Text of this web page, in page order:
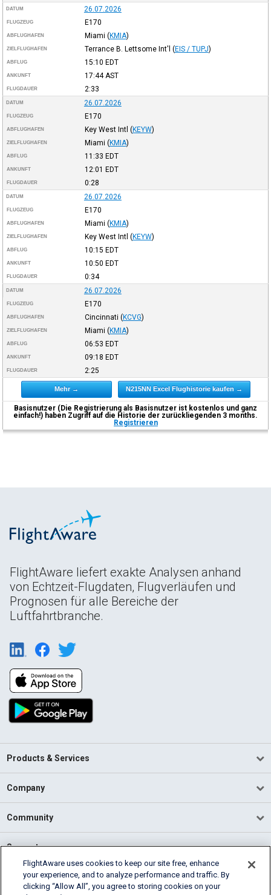
DATUM 26.07.2026
FLUGZEUG E170
ABFLUGHAFEN Miami (KMIA)
ZIELFLUGHAFEN Terrance B. Lettsome Int'l (EIS / TUPJ)
ABFLUG 15:10 EDT
ANKUNFT 17:44 AST
FLUGDAUER 2:33
DATUM 26.07.2026
FLUGZEUG E170
ABFLUGHAFEN Key West Intl (KEYW)
ZIELFLUGHAFEN Miami (KMIA)
ABFLUG 11:33 EDT
ANKUNFT 12:01 EDT
FLUGDAUER 0:28
DATUM 26.07.2026
FLUGZEUG E170
ABFLUGHAFEN Miami (KMIA)
ZIELFLUGHAFEN Key West Intl (KEYW)
ABFLUG 10:15 EDT
ANKUNFT 10:50 EDT
FLUGDAUER 0:34
DATUM 26.07.2026
FLUGZEUG E170
ABFLUGHAFEN Cincinnati (KCVG)
ZIELFLUGHAFEN Miami (KMIA)
ABFLUG 06:53 EDT
ANKUNFT 09:18 EDT
FLUGDAUER 2:25
Mehr → N215NN Excel Flughistorie kaufen →
Basisnutzer (Die Registrierung als Basisnutzer ist kostenlos und ganz
einfach!) haben Zugriff auf die Historie der zurückliegenden 3 months.
Registrieren
FlightAware liefert exakte Analysen anhand
von Echtzeit-Flugdaten, Flugverläufen und
Prognosen für alle Bereiche der
Luftfahrtbranche.
Products & Services
Company
Community
Support
English (USA)
2026 FlightAware
FlightAware uses cookies to keep our site free, enhance
your experience, and to analyze performance and traffic. By
clicking “Allow All”, you agree to storing cookies on your